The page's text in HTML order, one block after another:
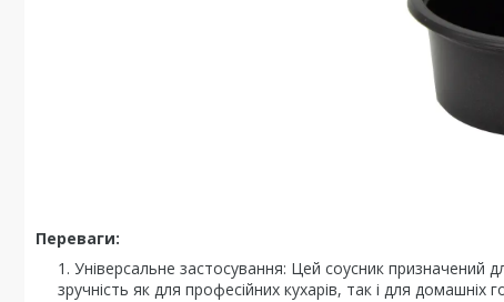
Переваги:
Універсальне застосування: Цей соусник призначений
зручність як для професійних кухарів, так і для домашніх